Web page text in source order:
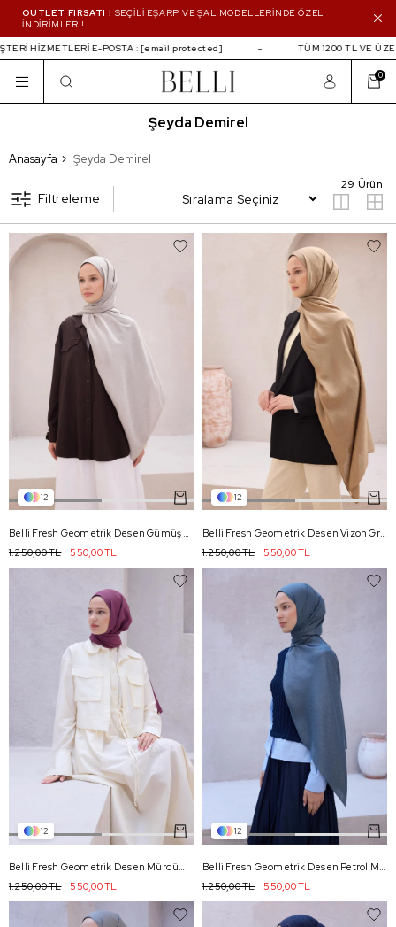
OUTLET FIRSATI ! SEÇİLİ EŞARP VE ŞAL MODELLERİNDE ÖZEL
İNDİRİMLER !
E-POSTA :[email protected] TÜM 1200 TL VE ÜZERİ
0
Şeyda Demirel
Şeyda Demirel
Anasayfa Şeyda Demirel
29 Ürün
Filtreleme
12
Belli Fresh Geometrik Desen Gümüş Gri Nayora Şal 2 - 20
550,00 TL
1.250,00 TL
12
Belli Fresh Geometrik Desen Vizon Gri Nayora Şal 2 - 13
550,00 TL
1.250,00 TL
12
Belli Fresh Geometrik Desen Mürdüm Nayora Şal 2 - 47
550,00 TL
1.250,00 TL
12
Belli Fresh Geometrik Desen Petrol Mavi Nayora Şal 2 - 27
550,00 TL
1.250,00 TL